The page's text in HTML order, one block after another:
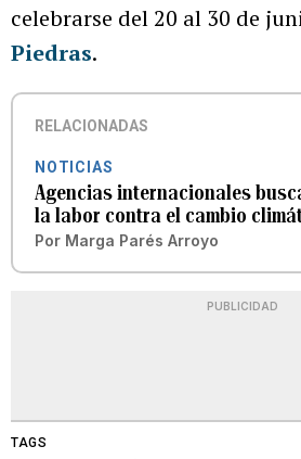
celebrarse del 20 al 30 de
Piedras.
RELACIONADAS
NOTICIAS
Agencias internacionales
la labor contra el cambio
Por Marga Parés Arroyo
PUBLICIDAD
TAGS